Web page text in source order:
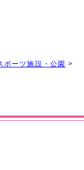
ポーツ施設・公園 >